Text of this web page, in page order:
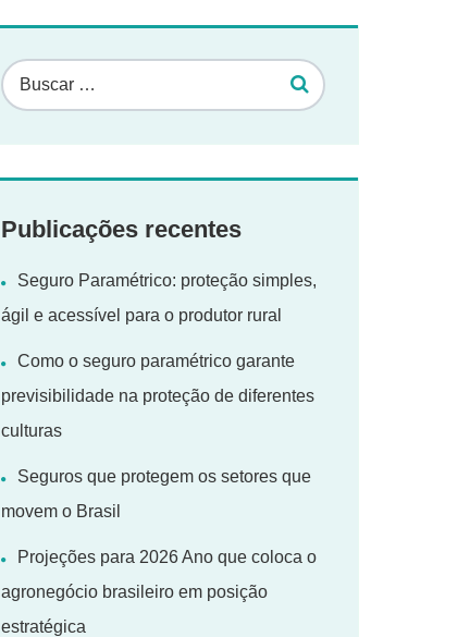
Publicações recentes
Seguro Paramétrico: proteção simples,
ágil e acessível para o produtor rural
Como o seguro paramétrico garante
previsibilidade na proteção de diferentes
culturas
Seguros que protegem os setores que
movem o Brasil
Projeções para 2026 Ano que coloca o
agronegócio brasileiro em posição
estratégica